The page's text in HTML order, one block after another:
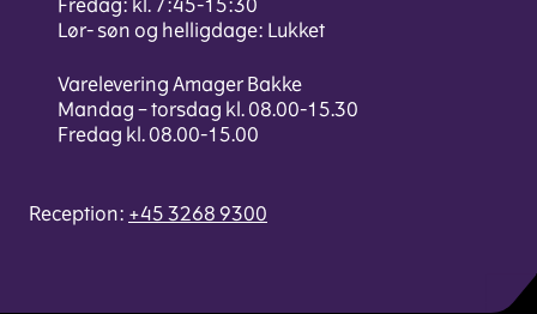
Fredag: kl. 7:45-15:30
Lør- søn og helligdage: Lukket
Varelevering Amager Bakke
Mandag – torsdag kl. 08.00-15.30
Fredag kl. 08.00-15.00
Reception: +45 3268 9300